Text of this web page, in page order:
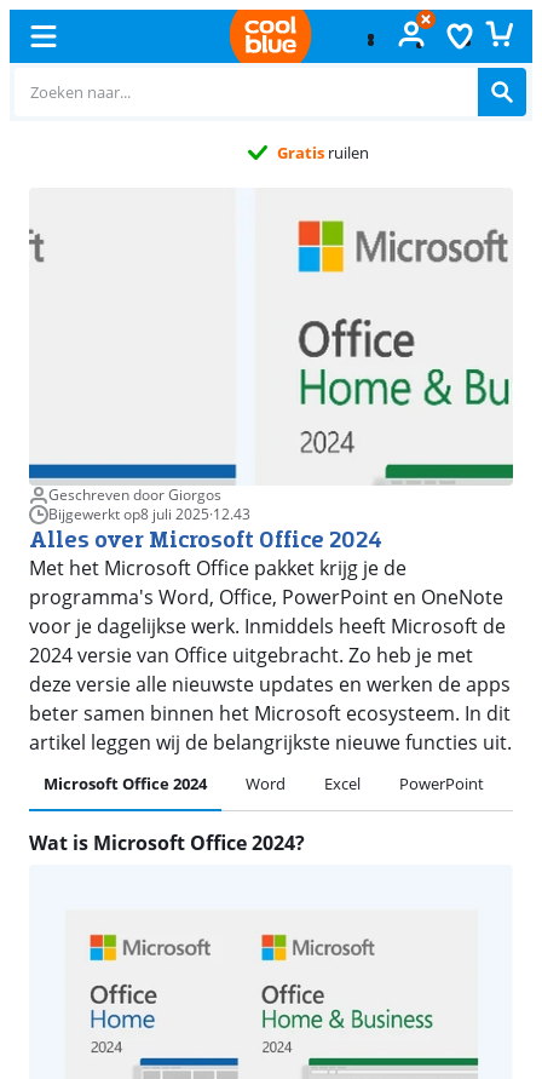
Gratisruilen
Geschreven door Giorgos
Bijgewerkt op8 juli 2025·12.43
Alles over Microsoft Office 2024
Met het Microsoft Office pakket krijg je de
programma's Word, Office, PowerPoint en OneNote
voor je dagelijkse werk. Inmiddels heeft Microsoft de
2024 versie van Office uitgebracht. Zo heb je met
deze versie alle nieuwste updates en werken de apps
beter samen binnen het Microsoft ecosysteem. In dit
artikel leggen wij de belangrijkste nieuwe functies uit.
Microsoft Office 2024 Word Excel PowerPoint
Wat is Microsoft Office 2024?